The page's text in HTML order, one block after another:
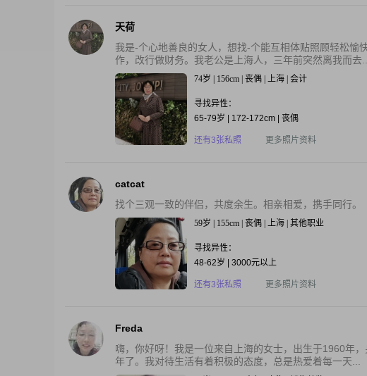
天荷
我是-个心地善良的女人，想找-个能互相体贴照顾轻松愉
作，改行做财务。我老公是上海人，三年前突然离我而去...
74岁 | 156cm | 丧偶 | 上海 | 会计
寻找异性：
65-79岁 | 172-172cm | 丧偶
还有3张私照 更多照片资料
catcat
找个三观一致的伴侣，共度余生。相亲相爱，携手同行。
59岁 | 155cm | 丧偶 | 上海 | 其他职业
寻找异性：
48-62岁 | 3000元以上
还有3张私照 更多照片资料
Freda
嗨，你好呀！我是一位来自上海的女士，出生于1960年
年了。我对待生活有着积极的态度，总是热爱着每一天...